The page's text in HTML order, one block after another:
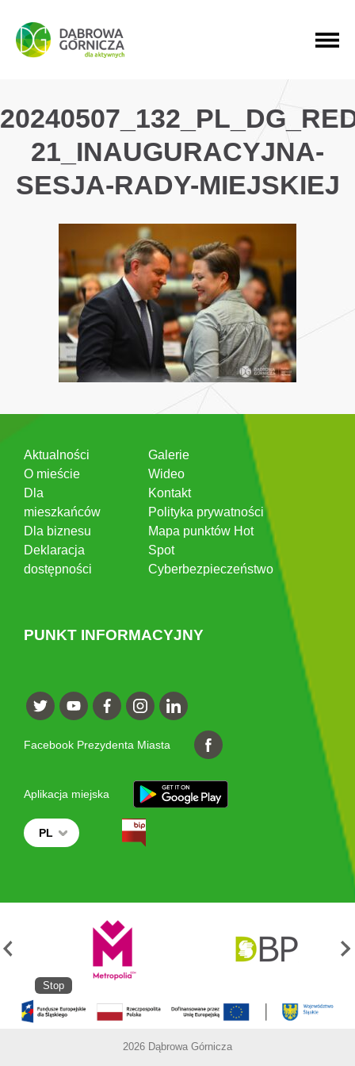
PRZEJDŹ DO MENU GŁÓWNEGO
PRZEJDŹ DO WYSZUKIWARKI
PRZEJDŹ DO TREŚCI
21_INAUGURACYJNA-
SESJA-RADY-MIEJSKIEJ
Aktualności
O mieście
Dla
mieszkańców
Dla biznesu
Deklaracja
dostępności
Galerie
Wideo
Kontakt
Polityka prywatności
Mapa punktów Hot
Spot
Cyberbezpieczeństwo
PUNKT INFORMACYJNY
Facebook Prezydenta Miasta
Aplikacja miejska
PL
Stop
2026 Dąbrowa Górnicza